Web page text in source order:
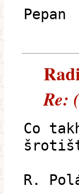
Pepan
Re:
Co
R.